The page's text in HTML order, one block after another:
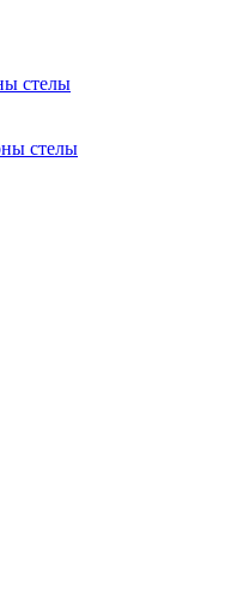
стелы
стелы